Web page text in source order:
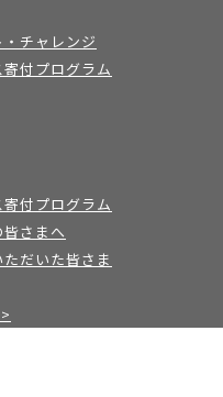
チャレンジ
付プログラム
付プログラム
さまへ
だいた皆さま